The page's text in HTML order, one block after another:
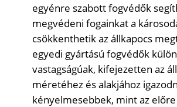
egyénre szabott fogvédők
megvédeni fogainkat a
csökkenthetik az állkapocs
egyedi gyártású fogvédők
vastagságúak, kifejezetten az
méretéhez és alakjához
kényelmesebbek, mint az előre